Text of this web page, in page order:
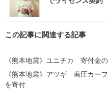
この記事に関連する記事
《熊本地震》ユニチカ 寄付金
《熊本地震》アツギ 着圧カー
を寄付